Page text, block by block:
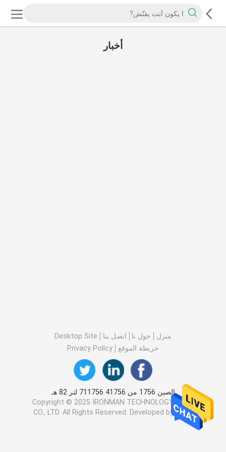
أخبار
منزل حول نا اتصل بنا
Desktop Site
خريطة الموقع
Privacy Policy
الصين 1756 من 41756 711756 لتر 82 هـ
المزود.Copyright © 2025 IRONMAN TECHNOLOGY
CO., LTD. All Rights Reserved. Developed byECER